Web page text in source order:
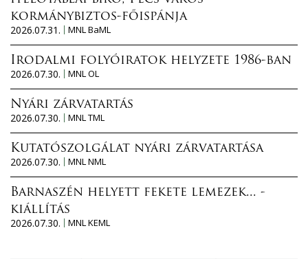
kormánybiztos-főispánja
2026.07.31.
MNL BaML
Irodalmi folyóiratok helyzete 1986-ban
2026.07.30.
MNL OL
Nyári zárvatartás
2026.07.30.
MNL TML
Kutatószolgálat nyári zárvatartása
2026.07.30.
MNL NML
Barnaszén helyett fekete lemezek... -
kiállítás
2026.07.30.
MNL KEML